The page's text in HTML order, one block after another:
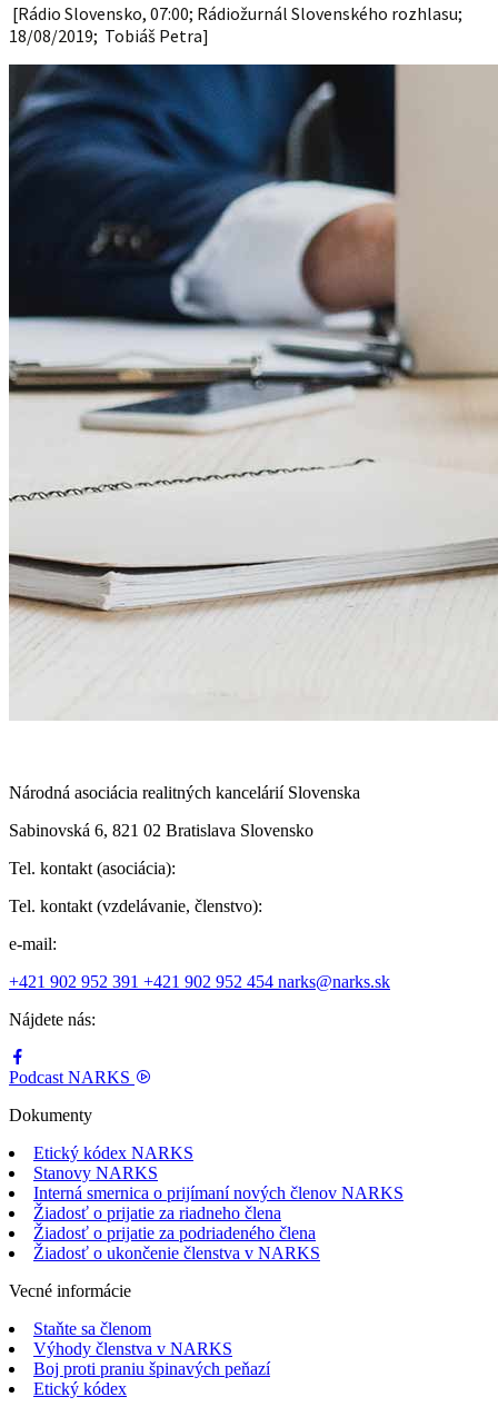
[Rádio Slovensko, 07:00; Rádiožurnál Slovenského rozhlasu;
18/08/2019; Tobiáš Petra]
Národná asociácia realitných kancelárií Slovenska
Sabinovská 6, 821 02 Bratislava Slovensko
Tel. kontakt (asociácia):
Tel. kontakt (vzdelávanie, členstvo):
e-mail:
+421 902 952 391 +421 902 952 454 narks@narks.sk
Nájdete nás:
Podcast NARKS
Dokumenty
Etický kódex NARKS
Stanovy NARKS
Interná smernica o prijímaní nových členov NARKS
Žiadosť o prijatie za riadneho člena
Žiadosť o prijatie za podriadeného člena
Žiadosť o ukončenie členstva v NARKS
Vecné informácie
Staňte sa členom
Výhody členstva v NARKS
Boj proti praniu špinavých peňazí
Etický kódex